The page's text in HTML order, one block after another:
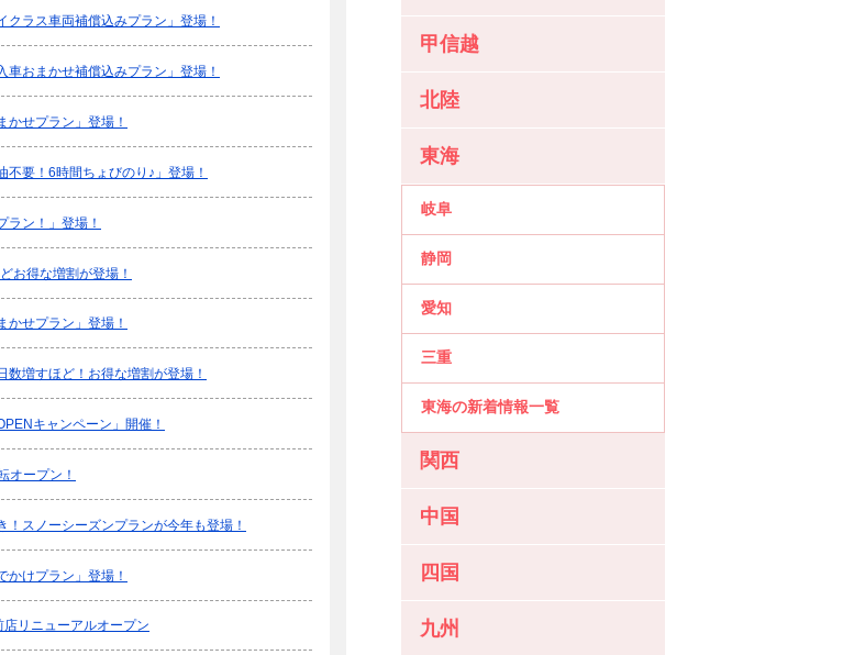
クラス車両補償込みプラン」登場！
車おまかせ補償込みプラン」登場！
かせプラン」登場！
要！6時間ちょびのり♪」登場！
ラン！」登場！
お得な増割が登場！
かせプラン」登場！
増すほど！お得な増割が登場！
キャンペーン」開催！
オープン！
！スノーシーズンプランが今年も登場！
かけプラン」登場！
リニューアルオープン
甲信越
北陸
東海
岐阜
静岡
愛知
三重
東海の新着情報一覧
関西
中国
四国
九州